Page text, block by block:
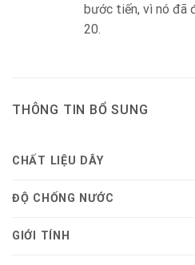
bước tiến, vì nó đã
20.
THÔNG TIN BỔ SUNG
CHẤT LIỆU DÂY
ĐỘ CHỐNG NƯỚC
GIỚI TÍNH